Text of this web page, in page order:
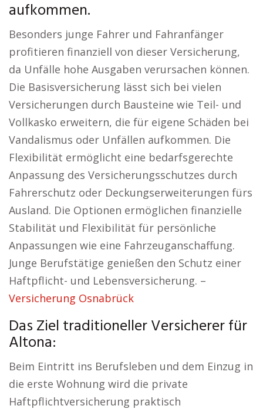
aufkommen.
Besonders junge Fahrer und Fahranfänger
profitieren finanziell von dieser Versicherung,
da Unfälle hohe Ausgaben verursachen können.
Die Basisversicherung lässt sich bei vielen
Versicherungen durch Bausteine wie Teil- und
Vollkasko erweitern, die für eigene Schäden bei
Vandalismus oder Unfällen aufkommen. Die
Flexibilität ermöglicht eine bedarfsgerechte
Anpassung des Versicherungsschutzes durch
Fahrerschutz oder Deckungserweiterungen fürs
Ausland. Die Optionen ermöglichen finanzielle
Stabilität und Flexibilität für persönliche
Anpassungen wie eine Fahrzeuganschaffung.
Junge Berufstätige genießen den Schutz einer
Haftpflicht- und Lebensversicherung. –
Versicherung Osnabrück
Das Ziel traditioneller Versicherer für
Altona:
Beim Eintritt ins Berufsleben und dem Einzug in
die erste Wohnung wird die private
Haftpflichtversicherung praktisch